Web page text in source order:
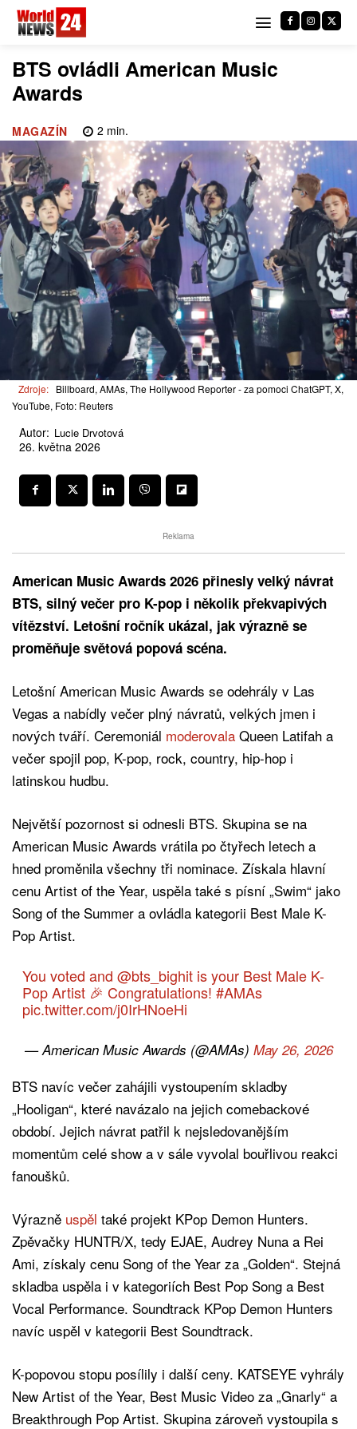
BTS ovládli American Music
Awards
MAGAZÍN 2 min.
Zdroje: Billboard, AMAs, The Hollywood Reporter - za pomoci ChatGPT, X,
YouTube, Foto: Reuters
Autor: Lucie Drvotová
26. května 2026
Reklama
American Music Awards 2026 přinesly velký návrat
BTS, silný večer pro K-pop i několik překvapivých
vítězství. Letošní ročník ukázal, jak výrazně se
proměňuje světová popová scéna.
Letošní American Music Awards se odehrály v Las
Vegas a nabídly večer plný návratů, velkých jmen i
nových tváří. Ceremoniál moderovala Queen Latifah a
večer spojil pop, K-pop, rock, country, hip-hop i
latinskou hudbu.
Největší pozornost si odnesli BTS. Skupina se na
American Music Awards vrátila po čtyřech letech a
hned proměnila všechny tři nominace. Získala hlavní
cenu Artist of the Year, uspěla také s písní „Swim“ jako
Song of the Summer a ovládla kategorii Best Male K-
Pop Artist.
You voted and @bts_bighitis your Best Male K-
Pop Artist 🎉 Congratulations!#AMAs
pic.twitter.com/j0IrHNoeHi
— American Music Awards (@AMAs) May 26, 2026
BTS navíc večer zahájili vystoupením skladby
„Hooligan“, které navázalo na jejich comebackové
období. Jejich návrat patřil k nejsledovanějším
momentům celé show a v sále vyvolal bouřlivou reakci
fanoušků.
Výrazně uspěl také projekt KPop Demon Hunters.
Zpěvačky HUNTR/X, tedy EJAE, Audrey Nuna a Rei
Ami, získaly cenu Song of the Year za „Golden“. Stejná
skladba uspěla i v kategoriích Best Pop Song a Best
Vocal Performance. Soundtrack KPop Demon Hunters
navíc uspěl v kategorii Best Soundtrack.
K-popovou stopu posílily i další ceny. KATSEYE vyhrály
New Artist of the Year, Best Music Video za „Gnarly“ a
Breakthrough Pop Artist. Skupina zároveň vystoupila s